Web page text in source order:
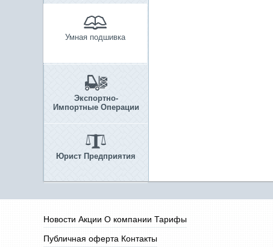
Умная подшивка
Экспортно-
Импортные Операции
Юрист Предприятия
Новости Акции О компании Тарифы
Публичная оферта Контакты